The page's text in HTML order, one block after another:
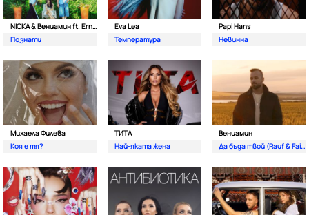
NICKA & Вениамин ft. Ernesto Valenzuela
Познати
Eva Lea
Температура
Papi Hans
Невинна
Михаела Филева
Коя е тя?
ТИТА
Най-яката жена
Вениамин
Да бъда твой (Rauf & Faik)